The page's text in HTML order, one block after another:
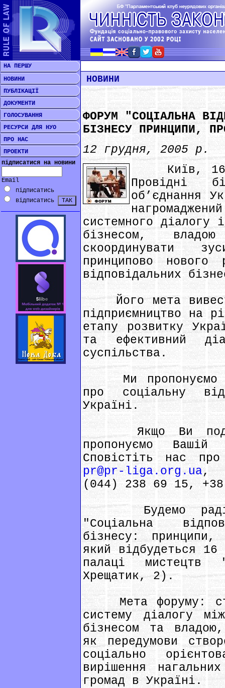
НА ПЕРШУ
НОВИНИ
ПУБЛІКАЦІЇ
ДОКУМЕНТИ
ГОЛОСУВАННЯ
РЕСУРСИ ДЛЯ НУО
ПРО НАС
ПРОЕКТИ
підписатися на новини
Email
підписатись
відписатись
НОВИНИ
ФОРУМ "СОЦІАЛЬНА
БІЗНЕСУ ПРИНЦИПИ,
12 грудня, 2005 р.
Київ, 16
Провідні
об’єднання
системного діалогу
бізнесом,
скоординувати
принципово
відповідальних
Його мета вивести
підприємництво на
етапу розвитку
та ефективний
суспільства.
Ми пропонуємо
про соціальну
Україні.
Якщо Ви
пропонуємо Вашій
Сповістіть нас
pr@pr-liga.org.ua,
(044) 238 69 15,
Будемо раді
"Соціальна
бізнесу: принципи,
який відбудеться
палаці мистецтв
Хрещатик, 2).
Мета форуму:
систему діалогу
бізнесом та
як передумови
соціально
вирішення
громад в Україні.